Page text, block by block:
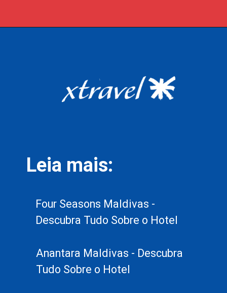
Leia mais:
Anantara Maldivas - Descubra
Tudo Sobre o Hotel
Four Seasons Maldivas -
Descubra Tudo Sobre o Hotel